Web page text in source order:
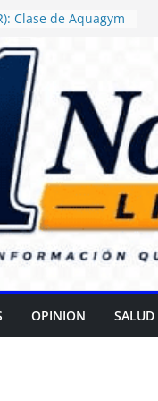
Clase de Aquagym
ordenó
de alimentos con
en escuelas
Daniel Rossi
Centro de Salud
II
campaña para
cataratas
Gran
el Día de las
OPINION SALUD